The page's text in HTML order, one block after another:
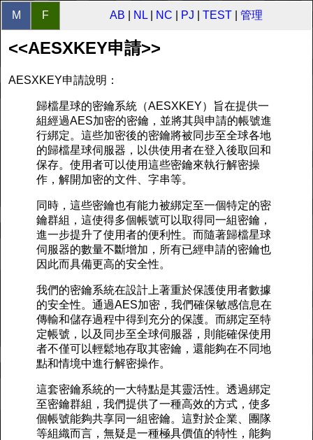
M F AB NL| NC PJ TEST 管理
<<AESXKEY申請>>
AESXKEY申請說明：
歸檔星球的密鑰系統（AESXKEY）旨在提供一
組經過AES加密的密鑰，並將其與申請的帳號進
行綁定。這些加密後的密鑰將被同步至全球各地
的歸檔星球伺服器，以供使用者在登入後取回和
保存。使用者可以使用這些密鑰來執行解密操
作，解開加密的文件、字串等。
同時，這些密鑰也有能力被綁定至一個特定的密
鑰群組，這使得多個帳號可以取得同一組密鑰，
進一步提升了使用者的便利性。而隨著歸檔星球
伺服器的數量不斷增加，所有已經申請的密鑰也
因此而具備更高的安全性。
我們的密鑰系統在設計上著重於保護使用者數據
的安全性。通過AES加密，我們確保敏感信息在
傳輸和儲存過程中得到充分的保護。而綁定至特
定帳號，以及同步至全球伺服器，則能確保使用
者不僅可以輕鬆地存取其密鑰，還能夠在不同地
點和情境中進行解密操作。
這套密鑰系統的一大特點是其靈活性。透過綁定
至密鑰群組，我們提供了一種高效的方式，使多
個帳號能夠共享同一組密鑰。這對於企業、團隊
等組織而言，無疑是一種極具價值的特性，能夠